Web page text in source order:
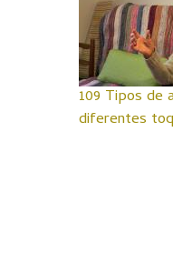
109 Tipos de
diferentes